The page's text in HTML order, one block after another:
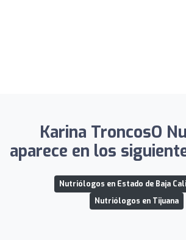
Karina TroncosO
aparece en los
Nutriólogos en Estado de Baja
Nutriólogos en Tijuana